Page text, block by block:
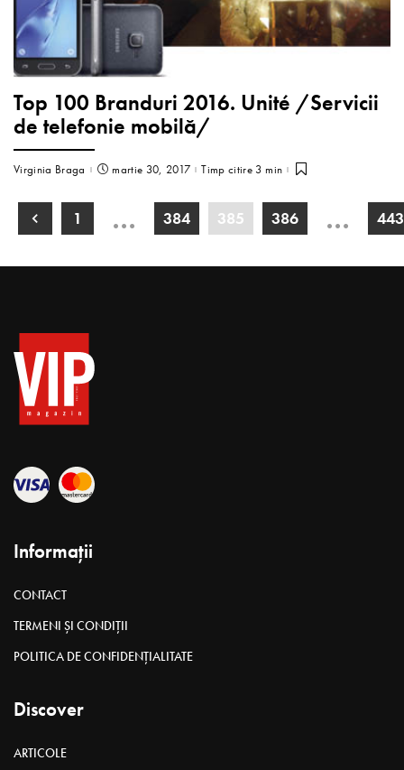
Top 100 Branduri 2016. Unité /Servicii
de telefonie mobilă/
Virginia Braga martie 30, 2017 Timp citire 3 min
1 … 384 385 386 … 443
Informații
CONTACT
TERMENI ȘI CONDIȚII
POLITICA DE CONFIDENȚIALITATE
Discover
ARTICOLE